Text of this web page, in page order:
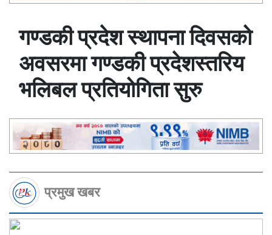
गण्डकी प्रदेश स्थापना दिवसको
अवसरमा गण्डकी प्रदेशस्तरिय
भलिबल प्रतियोगिता सुरु
प्रमुख खबर